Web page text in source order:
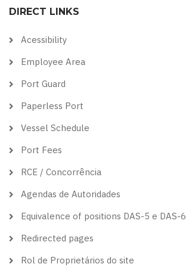
themethemevisibilitytheme
DIRECT LINKS
Acessibility
Employee Area
Port Guard
Paperless Port
Vessel Schedule
Port Fees
RCE / Concorrência
Agendas de Autoridades
Equivalence of positions DAS-5 e DAS-6
Redirected pages
Rol de Proprietários do site